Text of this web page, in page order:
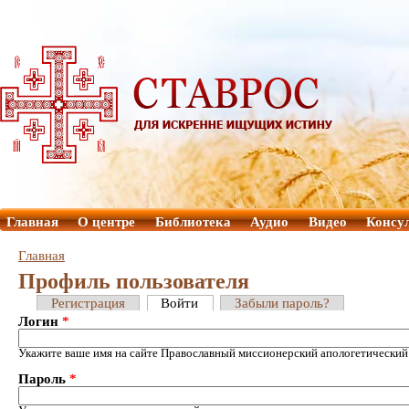
Главная О центре Библиотека Аудио Видео
Главная
Профиль пользователя
Регистрация Войти
Забыли пароль?
Логин *
Укажите ваше имя на сайте Православный миссионерский
Пароль *